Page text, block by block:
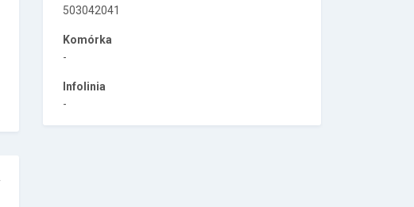
503042041
Komórka
-
Infolinia
-